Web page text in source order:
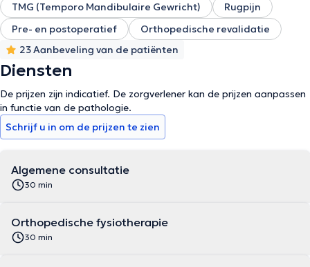
TMG (Temporo Mandibulaire Gewricht)
Rugpijn
Pre- en postoperatief
Orthopedische revalidatie
23 Aanbeveling van de patiënten
Diensten
De prijzen zijn indicatief. De zorgverlener kan de prijzen aanpassen
in functie van de pathologie.
Schrijf u in om de prijzen te zien
Algemene consultatie
30 min
Orthopedische fysiotherapie
30 min